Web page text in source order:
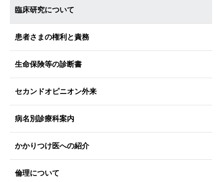
臨床研究について
患者さまの権利と責務
生命保険等の診断書
セカンドオピニオン外来
病名別診療科案内
かかりつけ医への紹介
倫理について